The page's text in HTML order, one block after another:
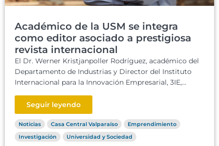
Académico de la USM se integra
como editor asociado a prestigiosa
revista internacional
El Dr. Werner Kristjanpoller Rodríguez, académico del
Departamento de Industrias y Director del Instituto
Internacional para la Innovación Empresarial, 3IE,...
Seguir leyendo
Noticias Casa Central Valparaíso
Emprendimiento
Investigación
Universidad y Sociedad